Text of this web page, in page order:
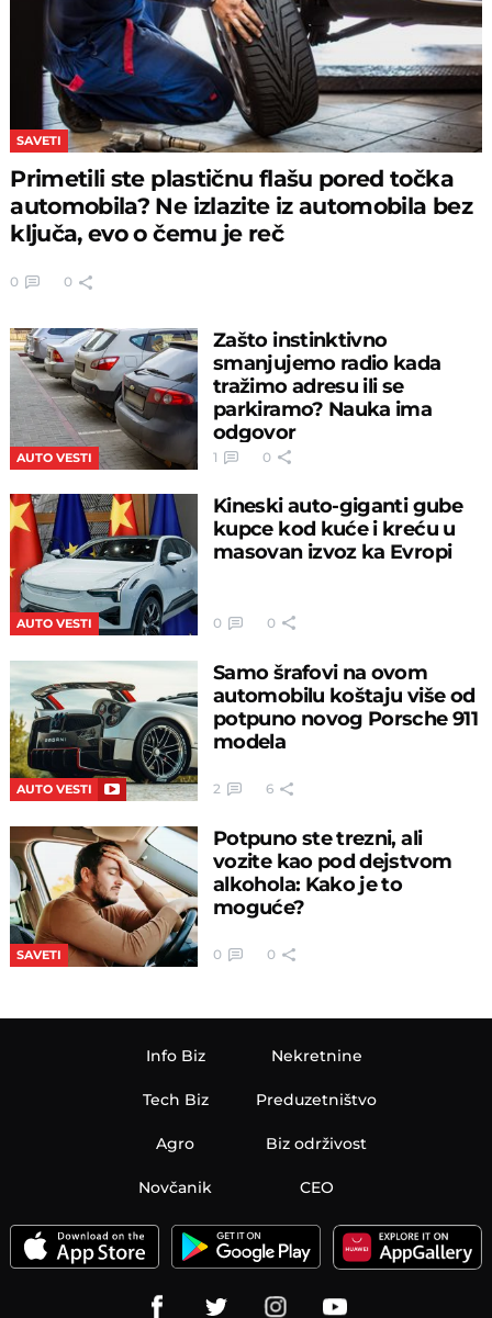
SAVETI
Primetili ste plastičnu flašu pored točka
automobila? Ne izlazite iz automobila bez
ključa, evo o čemu je reč
0 0
AUTO VESTI
Zašto instinktivno
smanjujemo radio kada
tražimo adresu ili se
parkiramo? Nauka ima
odgovor
1 0
AUTO VESTI
Kineski auto-giganti gube
kupce kod kuće i kreću u
masovan izvoz ka Evropi
0 0
AUTO VESTI
Samo šrafovi na ovom
automobilu koštaju više od
potpuno novog Porsche 911
modela
2 6
SAVETI
Potpuno ste trezni, ali
vozite kao pod dejstvom
alkohola: Kako je to
moguće?
0 0
Info Biz
Tech Biz
Agro
Nekretnine
Preduzetništvo
Biz održivost
Novčanik CEO